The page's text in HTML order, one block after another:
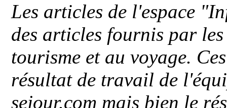
Les articles de l'espace
des articles fournis par
tourisme et au voyage.
résultat de travail de
sejour.com mais bien le